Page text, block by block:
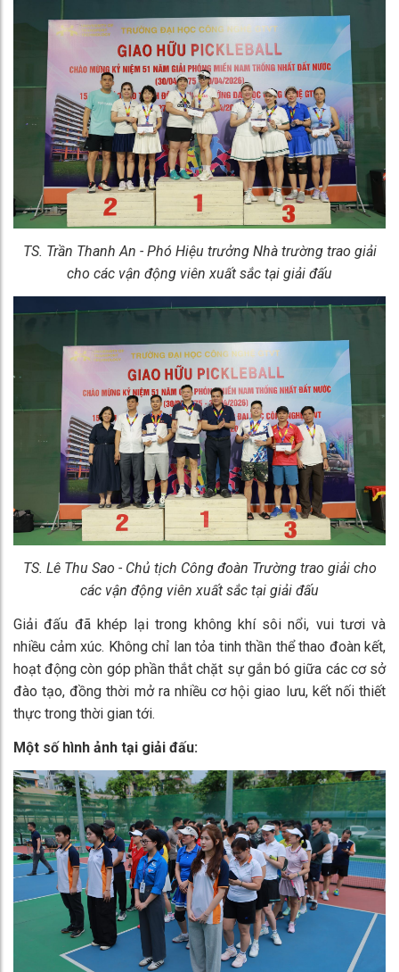
TS. Trần Thanh An - Phó Hiệu trưởng Nhà trườngtrao giải
cho các vận động viên xuất sắc tại giải đấu
TS. Lê Thu Sao - Chủ tịch Công đoàn Trường trao giải cho
các vận động viên xuất sắc tại giải đấu
Giải đấu đã khép lại trong không khí sôi nổi, vui tươi và
nhiều cảm xúc. Không chỉ lan tỏa tinh thần thể thao đoàn kết,
hoạt động còn góp phần thắt chặt sự gắn bó giữa các cơ sở
đào tạo, đồng thời mở ra nhiều cơ hội giao lưu, kết nối thiết
thực trong thời gian tới.
Một số hình ảnh tại giải đấu: